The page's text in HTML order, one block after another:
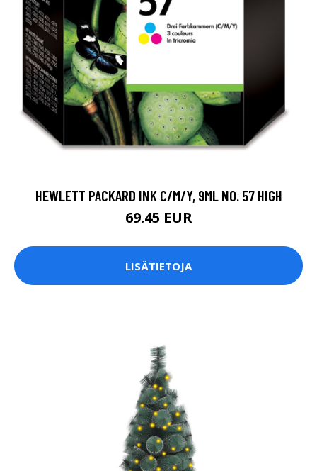
HEWLETT PACKARD INK C/M/Y, 9ML NO. 57 HIGH
69.45 EUR
LISÄTIETOJA